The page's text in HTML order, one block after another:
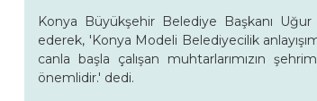
Konya Büyükşehir Belediye Başkanı
ederek, 'Konya Modeli Belediyecilik
canla başla çalışan muhtarlarımızın
önemlidir.' dedi.